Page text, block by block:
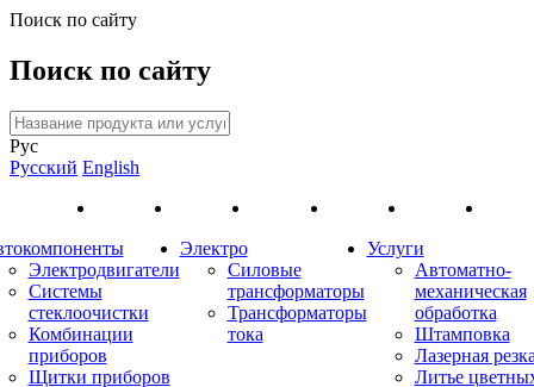
Поиск по сайту
Поиск по сайту
Рус
Русский English
Электродвигатели
Системы
стеклоочистки
Комбинации
приборов
Щитки приборов
Электро
Силовые
трансформаторы
Трансформаторы
тока
Услуги
Автоматно-
механическая
обработка
Штамповка
Лазерная
Литье